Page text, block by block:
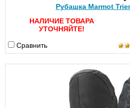
Рубашка Marmot
НАЛИЧИЕ ТОВАРА
УТОЧНЯЙТЕ!
Сравнить